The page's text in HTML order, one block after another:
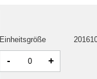
Einheitsgröße
- +